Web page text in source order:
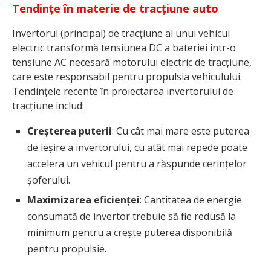
Tendințe în materie de tracțiune auto
Invertorul (principal) de tracțiune al unui vehicul
electric transformă tensiunea DC a bateriei într-o
tensiune AC necesară motorului electric de tracțiune,
care este responsabil pentru propulsia vehiculului.
Tendințele recente în proiectarea invertorului de
tracțiune includ:
Creșterea puterii: Cu cât mai mare este puterea
de ieșire a invertorului, cu atât mai repede poate
accelera un vehicul pentru a răspunde cerințelor
șoferului.
Maximizarea eficienței: Cantitatea de energie
consumată de invertor trebuie să fie redusă la
minimum pentru a crește puterea disponibilă
pentru propulsie.